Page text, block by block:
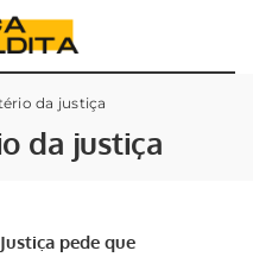
da justiça
da justiça
pede que